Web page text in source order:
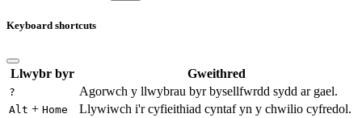
Keyboard shortcuts
Llwybr byr Gweithred
? Agorwch y llwybrau byr bysellfwrdd sydd ar gael.
Alt + Home Llywiwch i'r cyfieithiad cyntaf yn y chwilio cyfredol.